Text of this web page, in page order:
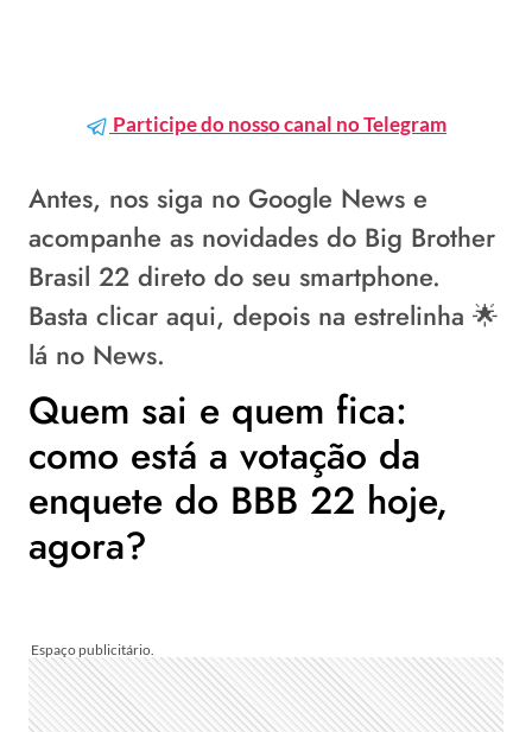
Participe do nosso canal no Telegram
Antes, nos siga no Google News e
acompanhe as novidades do Big Brother
Brasil 22 direto do seu smartphone.
Basta clicar aqui, depois na estrelinha 🌟
lá no News.
Quem sai e quem fica:
como está a votação da
enquete do BBB 22 hoje,
agora?